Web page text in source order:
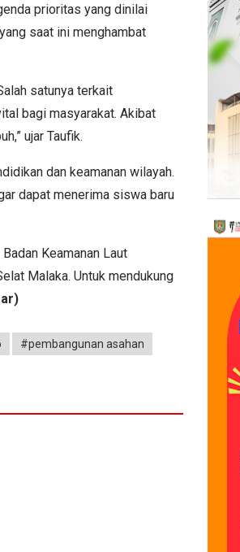
prioritas yang dinilai
saat ini menghambat
satunya terkait
bagi masyarakat. Akibat
ujar Taufik.
dan keamanan wilayah.
dapat menerima siswa baru
Keamanan Laut
Malaka. Untuk mendukung
#pembangunan asahan